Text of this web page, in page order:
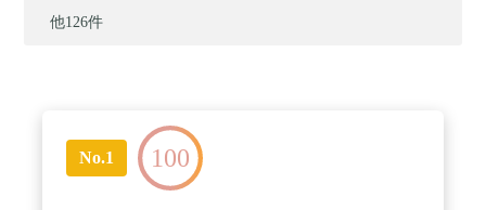
他126件
No.1 100